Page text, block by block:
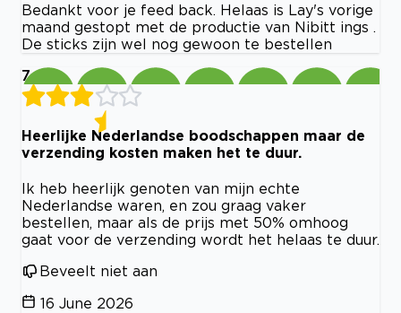
Bedankt voor je feed back. Helaas is Lay's vorige
maand gestopt met de productie van Nibitt ings .
De sticks zijn wel nog gewoon te bestellen
7
Heerlijke Nederlandse boodschappen maar de
verzending kosten maken het te duur.
Ik heb heerlijk genoten van mijn echte
Nederlandse waren, en zou graag vaker
bestellen, maar als de prijs met 50% omhoog
gaat voor de verzending wordt het helaas te duur.
Beveelt niet aan
16 June 2026